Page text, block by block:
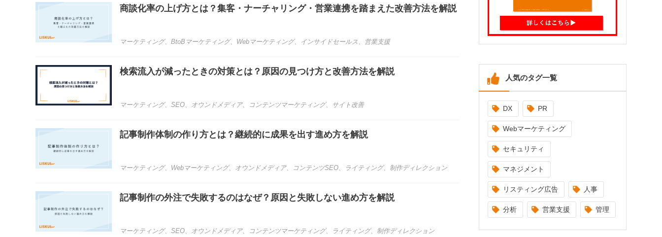
商談化率の上げ方とは？集客・ナーチャリング・営業連携を踏まえた改善方法を解説
マーケティング、 BtoBマーケティング、 Webマーケティング、 インサイドセールス 、 営業支援
検索流入が減ったときの対策とは？原因の見つけ方と改善方法を解説
マーケティング、 SEO、 オウンドメディア、 コンテンツマーケティング、 サイト改善
記事制作体制の作り方とは？継続的に成果を出す進め方を解説
マーケティング、 Webマーケティング、 オウンドメディア、 コンテンツSEO、 ライティング、 制作ディレクション
記事制作の外注で失敗するのはなぜ？原因と失敗しない進め方を解説
マーケティング、 SEO、 オウンドメディア、 コンテンツマーケティング、 ライティング、 制作ディレクション
人気のタグ一覧
DX PR
Webマーケティング
セキュリティ
マネジメント
リスティング広告 人事
分析 営業支援 管理